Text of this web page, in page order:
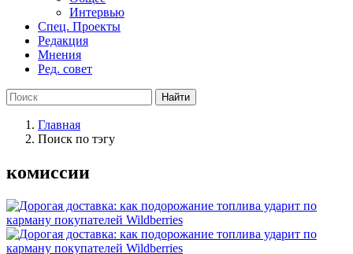
Интервью
Спец. Проекты
Редакция
Мнения
Ред. совет
Главная
Поиск по тэгу
комиссии